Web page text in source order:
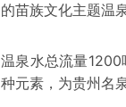
的苗族文化主题温
温泉水总流量
种元素，为贵州名